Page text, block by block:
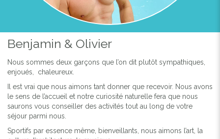
Previous Next
Benjamin & Olivier
Nous sommes deux garçons que l’on dit plutôt sympathiques,
enjoués, chaleureux.
Il est vrai que nous aimons tant donner que recevoir. Nous avons
le sens de l’accueil et notre curiosité naturelle fera que nous
saurons vous conseiller des activités tout au long de votre
séjour parmi nous.
Sportifs par essence même, bienveillants, nous aimons l’art, la